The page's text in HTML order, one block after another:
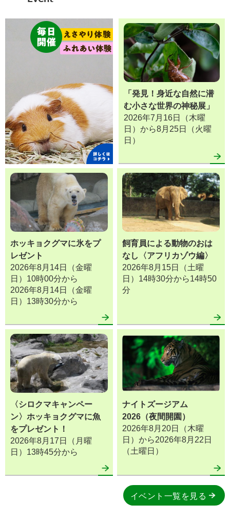
「発見！身近な自然に潜
む小さな世界の神秘展」
2026年7月16日（木曜
日）から8月25日（火曜
日）
ホッキョクグマに氷をプ
レゼント
2026年8月14日（金曜
日）10時00分から
2026年8月14日（金曜
日）13時30分から
飼育員による動物のおは
なし〈アフリカゾウ編〉
2026年8月15日（土曜
日）14時30分から14時50
分
〈シロクマキャンペー
ン〉ホッキョクグマに魚
をプレゼント！
2026年8月17日（月曜
日）13時45分から
ナイトズージアム
2026（夜間開園）
2026年8月20日（木曜
日）から2026年8月22日
（土曜日）
イベント一覧を見る